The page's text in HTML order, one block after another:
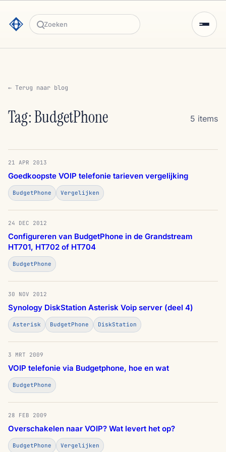
Zoeken
← Terug naar blog
Tag: BudgetPhone 5 items
21 APR 2013
Goedkoopste VOIP telefonie tarieven vergelijking
BudgetPhone Vergelijken
24 DEC 2012
Configureren van BudgetPhone in de Grandstream
HT701, HT702 of HT704
BudgetPhone
30 NOV 2012
Synology DiskStation Asterisk Voip server (deel 4)
Asterisk BudgetPhone DiskStation
3 MRT 2009
VOIP telefonie via Budgetphone, hoe en wat
BudgetPhone
28 FEB 2009
Overschakelen naar VOIP? Wat levert het op?
BudgetPhone Vergelijken